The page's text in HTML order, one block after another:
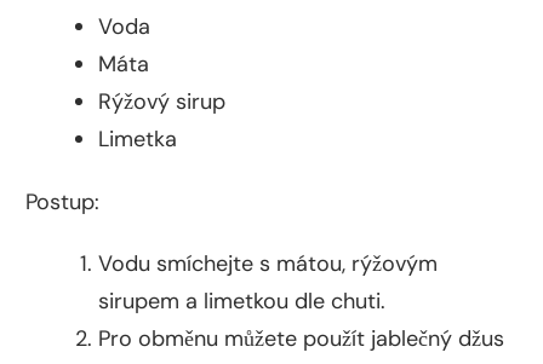
Voda
Máta
Rýžový sirup
Limetka
Postup:
Vodu smíchejte s mátou, rýžovým
sirupem a limetkou dle chuti.
Pro obměnu můžete použít jablečný džus